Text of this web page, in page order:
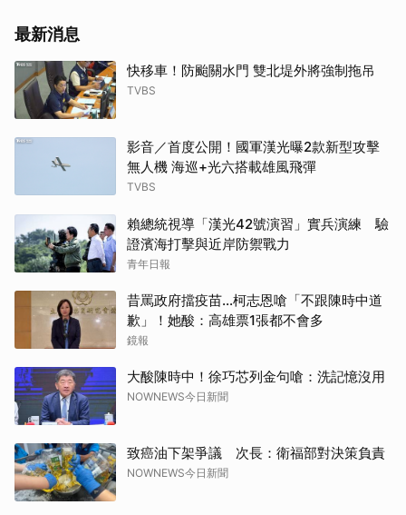
最新消息
快移車！防颱關水門 雙北堤外將強制拖吊
TVBS
影音／首度公開！國軍漢光曝2款新型攻擊
無人機 海巡+光六搭載雄風飛彈
TVBS
賴總統視導「漢光42號演習」實兵演練 驗
證濱海打擊與近岸防禦戰力
青年日報
昔罵政府擋疫苗…柯志恩嗆「不跟陳時中道
歉」！她酸：高雄票1張都不會多
鏡報
大酸陳時中！徐巧芯列金句嗆：洗記憶沒用
NOWNEWS今日新聞
致癌油下架爭議 次長：衛福部對決策負責
NOWNEWS今日新聞
取消